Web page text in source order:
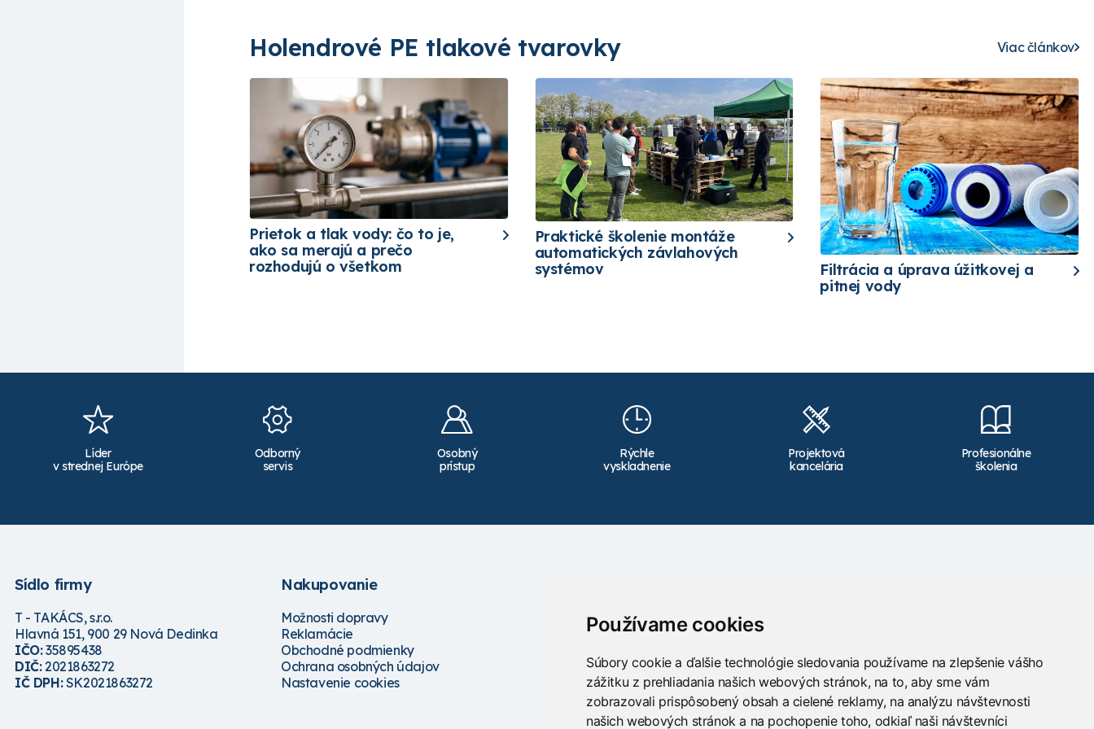
Používame cookies
Súbory cookie a ďalšie technológie sledovania používame na zlepšenie vášho
zážitku z prehliadania našich webových stránok, na to, aby sme vám
zobrazovali prispôsobený obsah a cielené reklamy, na analýzu návštevnosti
našich webových stránok a na pochopenie toho, odkiaľ naši návštevníci
Holendrové PE tlakové tvarovky Viac článkov
Prietok a tlak vody: čo to je,
ako sa merajú a prečo
rozhodujú o všetkom
Praktické školenie montáže
automatických závlahových
systémov
Filtrácia a úprava úžitkovej a
pitnej vody
Líder
v strednej Európe
Odborný
servis
Osobný
prístup
Rýchle
vyskladnenie
Projektová
kancelária
Profesionálne
školenia
Sídlo firmy
T - TAKÁCS, s.r.o.
Hlavná 151, 900 29 Nová Dedinka
IČO:35895438
DIČ:2021863272
IČ DPH:SK2021863272
Nakupovanie
Možnosti dopravy
Reklamácie
Obchodné podmienky
Ochrana osobných údajov
Nastavenie cookies
Školenia
Poradenstvo
Sledujte nás